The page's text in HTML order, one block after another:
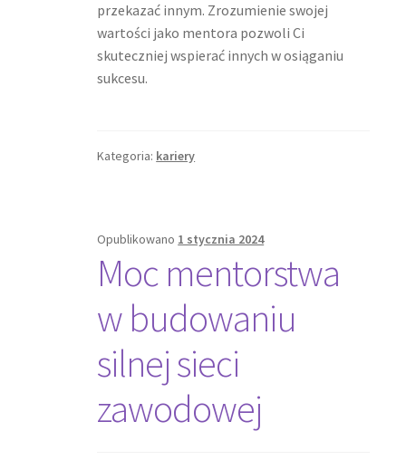
przekazać innym. Zrozumienie swojej
wartości jako mentora pozwoli Ci
skuteczniej wspierać innych w osiąganiu
sukcesu.
Kategoria: kariery
Opublikowano 1 stycznia 2024
Moc mentorstwa
w budowaniu
silnej sieci
zawodowej